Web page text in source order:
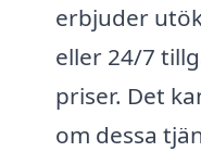
erbjuder
eller 24/7
priser. Det
om dessa